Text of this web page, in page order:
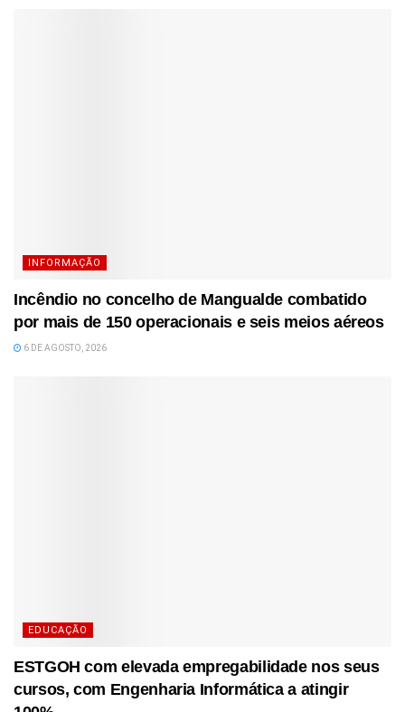
INFORMAÇÃO
Incêndio no concelho de Mangualde combatido
por mais de 150 operacionais e seis meios aéreos
6 DE AGOSTO, 2026
EDUCAÇÃO
ESTGOH com elevada empregabilidade nos seus
cursos, com Engenharia Informática a atingir